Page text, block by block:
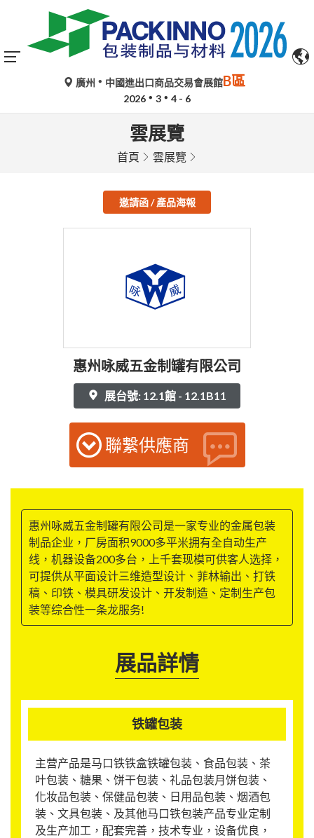
廣州 中國進出口商品交易會展館B區
2026 3 4 - 6
雲展覽
首頁 雲展覽
邀請函 / 產品海報
惠州咏威五金制罐有限公司
展台號: 12.1館 - 12.1B11
聯繫供應商
惠州咏威五金制罐有限公司是一家专业的金属包装
制品企业，厂房面积9000多平米拥有全自动生产
线，机器设备200多台，上千套现模可供客人选择，
可提供从平面设计三维造型设计、菲林输出、打铁
稿、印铁、模具研发设计、开发制造、定制生产包
装等综合性一条龙服务!
展品詳情
铁罐包装
主营产品是马口铁铁盒铁罐包装、食品包装、茶
叶包装、糖果、饼干包装、礼品包装月饼包装、
化妆品包装、保健品包装、日用品包装、烟酒包
装、文具包装、及其他马口铁包装产品专业定制
及生产加工，配套完善，技术专业，设备优良，